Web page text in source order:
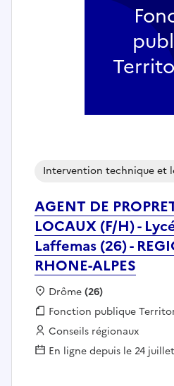
AGENT DE
LOCAUX (F/H) -
Laffemas (26) -
RHONE-ALPES
Intervention technique et
Localisation :
Drôme(26)
Fonction publique :
Fonction publique
Employeur :
Conseils régionaux
En ligne depuis le 24